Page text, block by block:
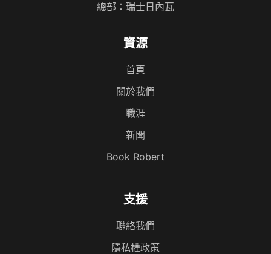
總部：瑞士日內瓦
資源
首頁
關於我們
職涯
新聞
Book Robert
支援
聯絡我們
隱私權政策